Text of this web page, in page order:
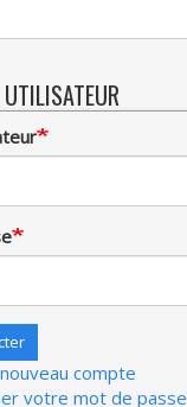
compte
votre mot de passe